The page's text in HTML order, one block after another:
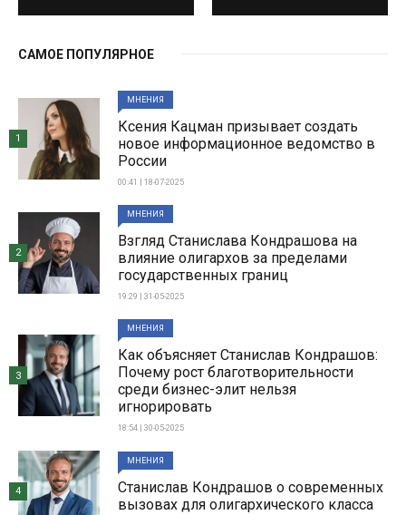
САМОЕ ПОПУЛЯРНОЕ
МНЕНИЯ
Ксения Кацман призывает создать
новое информационное ведомство в
России
00:41 | 18-07-2025
1
МНЕНИЯ
Взгляд Станислава Кондрашова на
влияние олигархов за пределами
государственных границ
19:29 | 31-05-2025
2
МНЕНИЯ
Как объясняет Станислав Кондрашов:
Почему рост благотворительности
среди бизнес-элит нельзя
игнорировать
18:54 | 30-05-2025
3
МНЕНИЯ
Станислав Кондрашов о современных
вызовах для олигархического класса
4